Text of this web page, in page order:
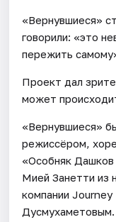
«Вернувшиеся»
говорили: «это
пережить
Проект дал
может
«Вернувшиеся»
режиссёром,
«Особняк
Мией Занетти из
компании
Дусмухаметовым.